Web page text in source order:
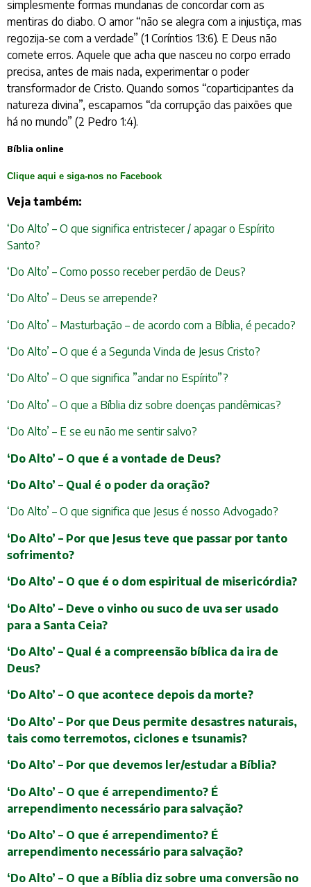
simplesmente formas mundanas de concordar com as
mentiras do diabo. O amor “não se alegra com a injustiça, mas
regozija-se com a verdade” (1 Coríntios 13:6). E Deus não
comete erros. Aquele que acha que nasceu no corpo errado
precisa, antes de mais nada, experimentar o poder
transformador de Cristo. Quando somos “coparticipantes da
natureza divina”, escapamos “da corrupção das paixões que
há no mundo” (2 Pedro 1:4).
Bíblia online
Clique aqui e siga-nos no Facebook
Veja também:
‘Do Alto’ – O que significa entristecer / apagar o Espírito
Santo?
‘Do Alto’ – Como posso receber perdão de Deus?
‘Do Alto’ – Deus se arrepende?
‘Do Alto’ – Masturbação – de acordo com a Bíblia, é pecado?
‘Do Alto’ – O que é a Segunda Vinda de Jesus Cristo?
‘Do Alto’ – O que significa ”andar no Espírito”?
‘Do Alto’ – O que a Bíblia diz sobre doenças pandêmicas?
‘Do Alto’ – E se eu não me sentir salvo?
‘Do Alto’ – O que é a vontade de Deus?
‘Do Alto’ – Qual é o poder da oração?
‘Do Alto’ – O que significa que Jesus é nosso Advogado?
‘Do Alto’ – Por que Jesus teve que passar por tanto
sofrimento?
‘Do Alto’ – O que é o dom espiritual de misericórdia?
‘Do Alto’ – Deve o vinho ou suco de uva ser usado
para a Santa Ceia?
‘Do Alto’ – Qual é a compreensão bíblica da ira de
Deus?
‘Do Alto’ – O que acontece depois da morte?
‘Do Alto’ – Por que Deus permite desastres naturais,
tais como terremotos, ciclones e tsunamis?
‘Do Alto’ – Por que devemos ler/estudar a Bíblia?
‘Do Alto’ – O que é arrependimento? É
arrependimento necessário para salvação?
‘Do Alto’ – O que é arrependimento? É
arrependimento necessário para salvação?
‘Do Alto’ – O que a Bíblia diz sobre uma conversão no